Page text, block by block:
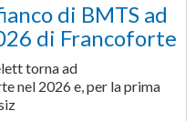
di BMTS ad
di Francoforte
torna ad
nel 2026 e, per la prima